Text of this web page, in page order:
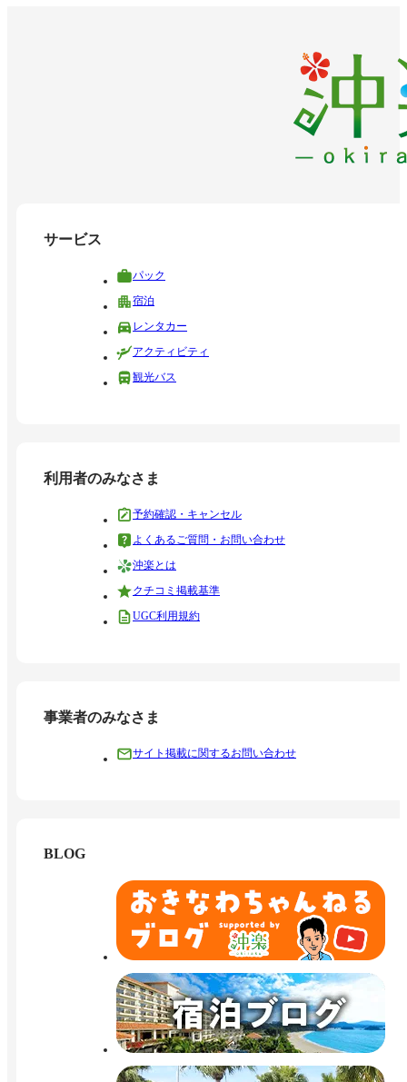
サービス
パック
宿泊
レンタカー
アクティビティ
観光バス
利用者のみなさま
予約確認・キャンセル
よくあるご質問・お問い合わせ
沖楽とは
クチコミ掲載基準
UGC利用規約
事業者のみなさま
サイト掲載に関するお問い合わせ
BLOG